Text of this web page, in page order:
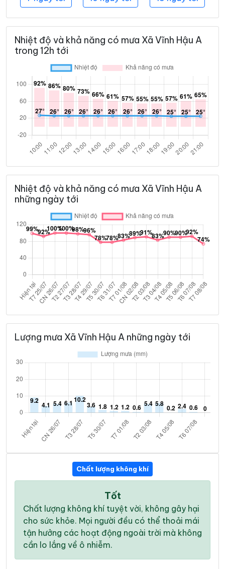
Nhiệt độ và khả năng có mưa Xã Vĩnh Hậu A
trong 12h tới
Nhiệt độ và khả năng có mưa Xã Vĩnh Hậu A
những ngày tới
Lượng mưa Xã Vĩnh Hậu A những ngày tới
Chất lượng không khí
Tốt
Chất lượng không khí tuyệt vời, không gây hại
cho sức khỏe. Mọi người đều có thể thoải mái
tận hưởng các hoạt động ngoài trời mà không
cần lo lắng về ô nhiễm.